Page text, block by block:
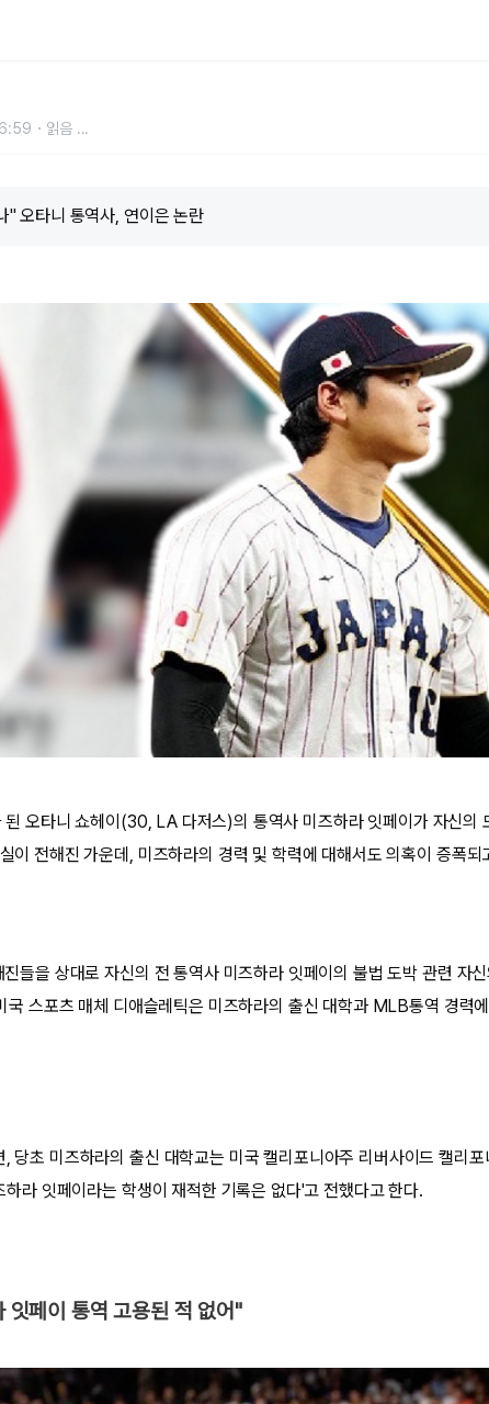
읽음 ...
" 오타니 통역사, 연이은 논란
오타니 쇼헤이(30, LA 다저스)의 통역사 미즈하라 잇페이가 자신의
이 전해진 가운데, 미즈하라의 경력 및 학력에 대해서도 의혹이 증폭되
들을 상대로 자신의 전 통역사 미즈하라 잇페이의 불법 도박 관련 자
국 스포츠 매체 디애슬레틱은 미즈하라의 출신 대학과 MLB통역 경력
당초 미즈하라의 출신 대학교는 미국 캘리포니아주 리버사이드 캘리
라 잇페이라는 학생이 재적한 기록은 없다'고 전했다고 한다.
잇페이 통역 고용된 적 없어"